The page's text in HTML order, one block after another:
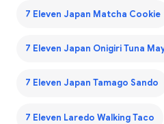
7 Eleven Japan Matcha Cookie
7 Eleven Japan Onigiri Tuna
7 Eleven Japan Tamago Sando
7 Eleven Laredo Walking Taco